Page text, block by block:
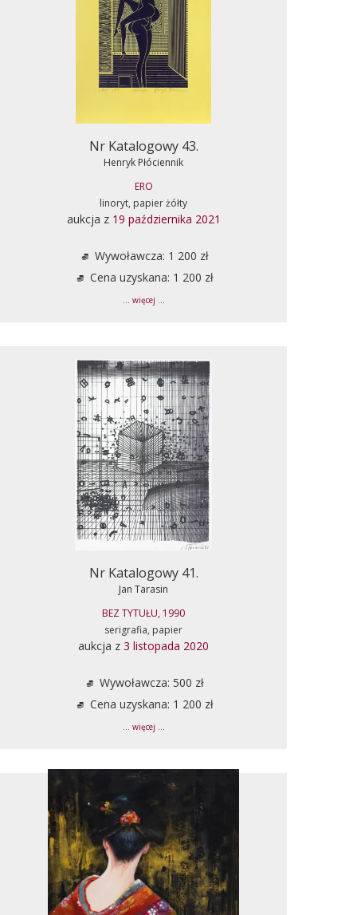
Nr Katalogowy 43.
Henryk Płóciennik
ERO
linoryt, papier żółty
aukcja z 19 października 2021
Wywoławcza: 1 200 zł
Cena uzyskana: 1 200 zł
... więcej ...
Nr Katalogowy 41.
Jan Tarasin
BEZ TYTUŁU, 1990
serigrafia, papier
aukcja z 3 listopada 2020
Wywoławcza: 500 zł
Cena uzyskana: 1 200 zł
... więcej ...